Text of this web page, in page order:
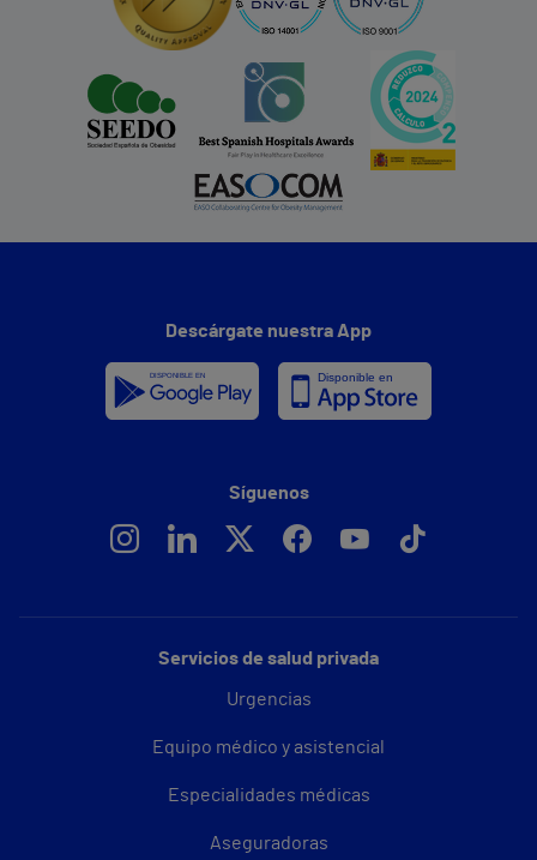
Servicios de salud privada
Urgencias
Equipo médico y asistencial
Especialidades médicas
Aseguradoras
Descárgate nuestra App
Síguenos